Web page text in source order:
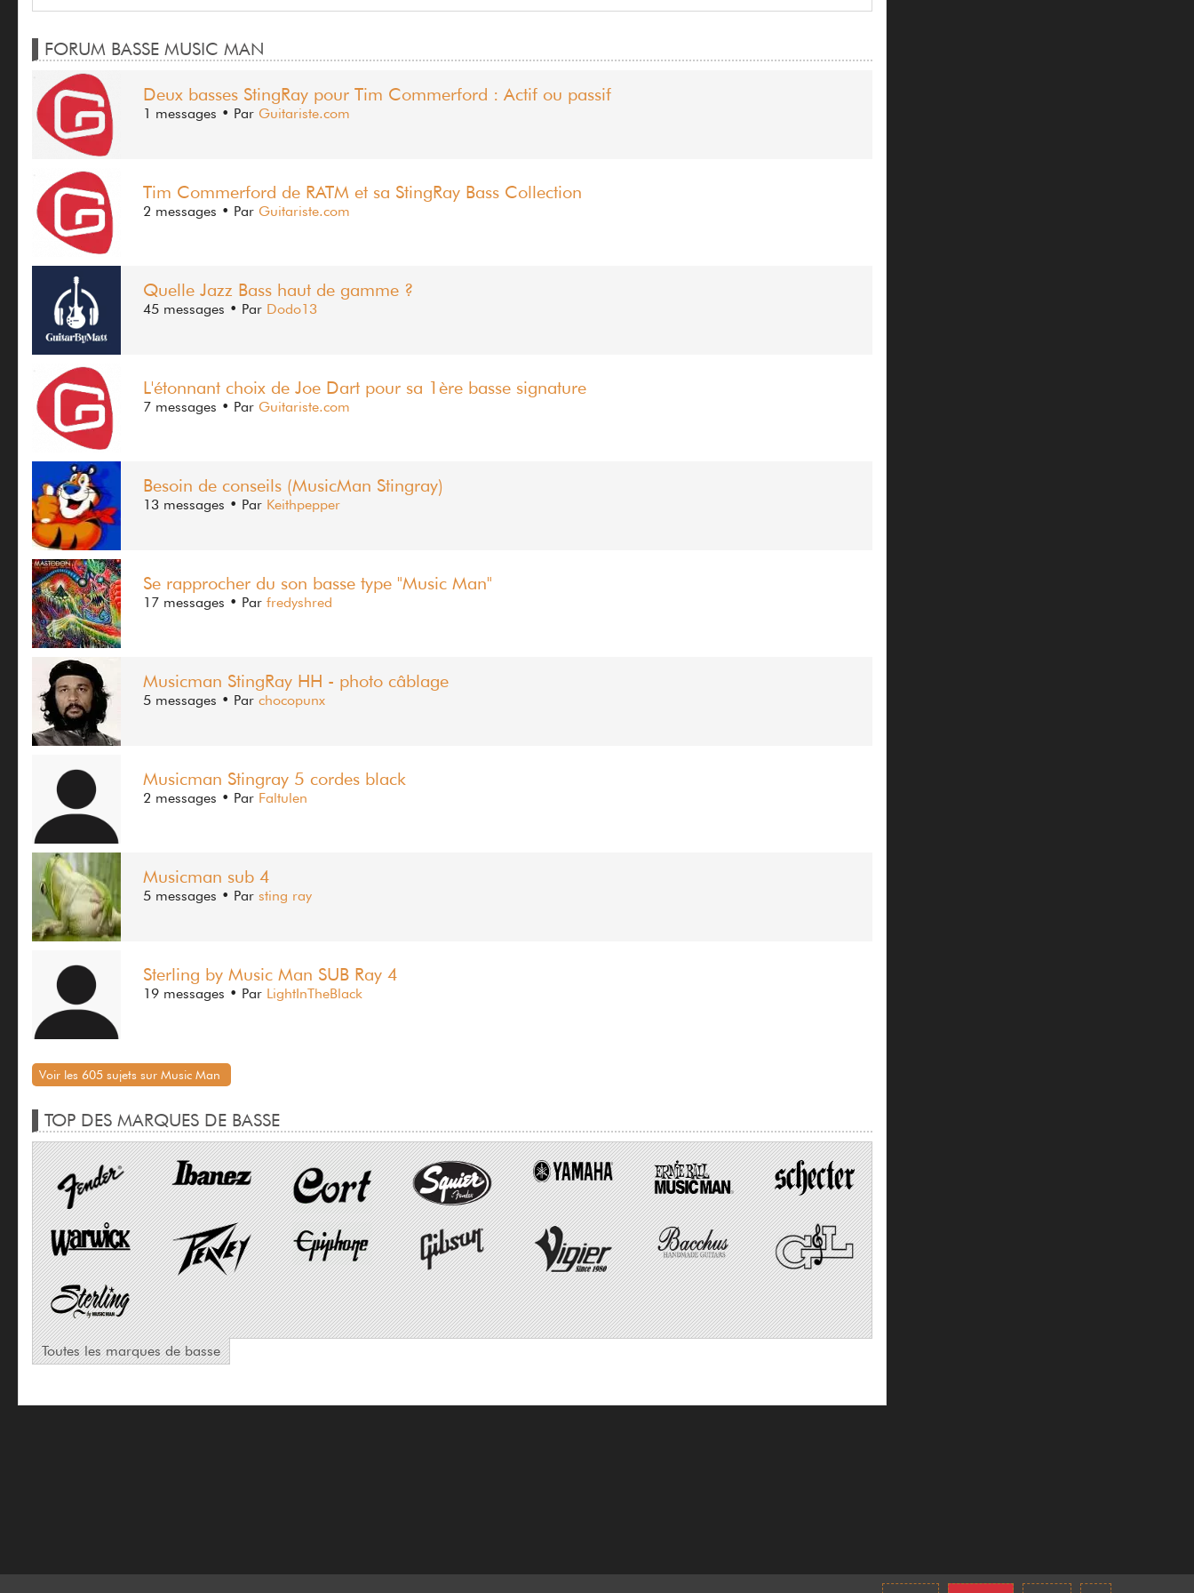
FORUM BASSE MUSIC MAN
Deux basses StingRay pour Tim Commerford : Actif ou passif
1 messages • Par Guitariste.com
Tim Commerford de RATM et sa StingRay Bass Collection
2 messages • Par Guitariste.com
Quelle Jazz Bass haut de gamme ?
45 messages • Par Dodo13
L'étonnant choix de Joe Dart pour sa 1ère basse signature
7 messages • Par Guitariste.com
Besoin de conseils (MusicMan Stingray)
13 messages • Par Keithpepper
Se rapprocher du son basse type "Music Man"
17 messages • Par fredyshred
Musicman StingRay HH - photo câblage
5 messages • Par chocopunx
Musicman Stingray 5 cordes black
2 messages • Par Faltulen
Musicman sub 4
5 messages • Par sting ray
Sterling by Music Man SUB Ray 4
19 messages • Par LightInTheBlack
Voir les 605 sujets sur Music Man
TOP DES MARQUES DE BASSE
Toutes les marques de basse